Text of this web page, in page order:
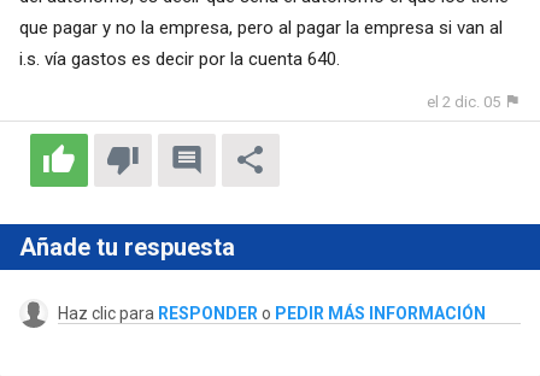
que pagar y no la empresa, pero al pagar la empresa si van al
i.s. vía gastos es decir por la cuenta 640.
el 2 dic. 05
Añade tu respuesta
Haz clic para RESPONDER o PEDIR MÁS INFORMACIÓN